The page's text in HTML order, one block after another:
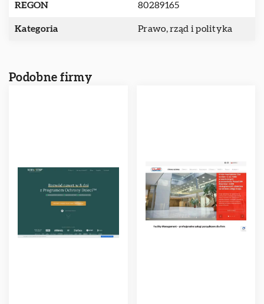
REGON 80289165
Kategoria Prawo, rząd i polityka
Podobne firmy